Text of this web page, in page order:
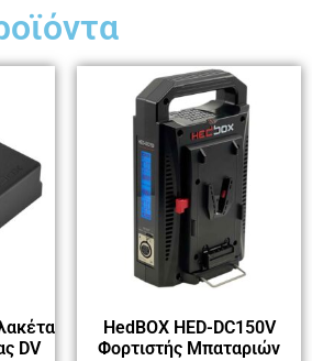
DV
HedBOX HED-DC150V
Φορτιστής Μπαταριών